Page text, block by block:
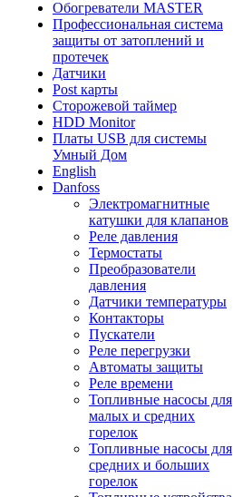
Обогреватели MASTER
Профессиональная система
защиты от затоплений и
протечек
Датчики
Post карты
Сторожевой таймер
HDD Monitor
Платы USB для системы
Умный Дом
English
Danfoss
Электромагнитные
катушки для клапанов
Реле давления
Термостаты
Преобразователи
давления
Датчики температуры
Контакторы
Пускатели
Реле перегрузки
Автоматы защиты
Реле времени
Топливные насосы для
малых и средних
горелок
Топливные насосы для
средних и больших
горелок